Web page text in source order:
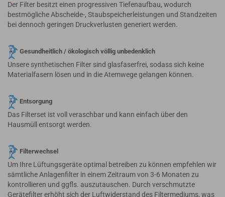
Der Filter besitzt einen progressiven Tiefenaufbau, wodurch
bestmögliche Abscheide-, Staubspeicherleistungen und Standzeiten
bei dennoch geringen Druckverlusten generiert werden.
Gesundheitlich / ökologisch völlig unbedenklich
Unsere synthetischen Filter sind glasfaserfrei, sodass sich keine
Materialfasern lösen und in die Atemwege gelangen können.
Entsorgung
Das Filterset ist voll veraschbar und kann einfach über den
Hausmüll entsorgt werden.
Filterwechsel
Um Ihre Lüftungsgeräte optimal betreiben zu können empfehlen wir
sämtliche Anlagenfilter in einem Zeitraum von 3-6 Monaten zu
kontrollieren und ggfls. auszutauschen. Durch verschmutzte
Gerätefilter erhöht sich der Luftwiderstand des Filtermediums, was